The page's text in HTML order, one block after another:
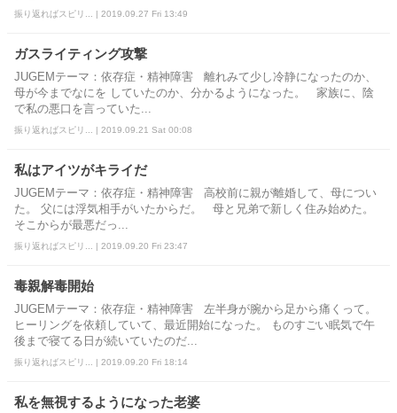
振り返ればスピリ... | 2019.09.27 Fri 13:49
ガスライティング攻撃
JUGEMテーマ：依存症・精神障害 離れみて少し冷静になったのか、
母が今までなにを していたのか、分かるようになった。 家族に、陰
で私の悪口を言っていた...
振り返ればスピリ... | 2019.09.21 Sat 00:08
私はアイツがキライだ
JUGEMテーマ：依存症・精神障害 高校前に親が離婚して、母につい
た。 父には浮気相手がいたからだ。 母と兄弟で新しく住み始めた。
そこからが最悪だっ...
振り返ればスピリ... | 2019.09.20 Fri 23:47
毒親解毒開始
JUGEMテーマ：依存症・精神障害 左半身が腕から足から痛くって。
ヒーリングを依頼していて、最近開始になった。 ものすごい眠気で午
後まで寝てる日が続いていたのだ...
振り返ればスピリ... | 2019.09.20 Fri 18:14
私を無視するようになった老婆